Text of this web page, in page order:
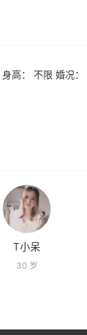
高： 不限 婚况：
T小呆
30 岁